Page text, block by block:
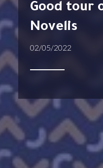
Good tour
Novelis
02/05/2022